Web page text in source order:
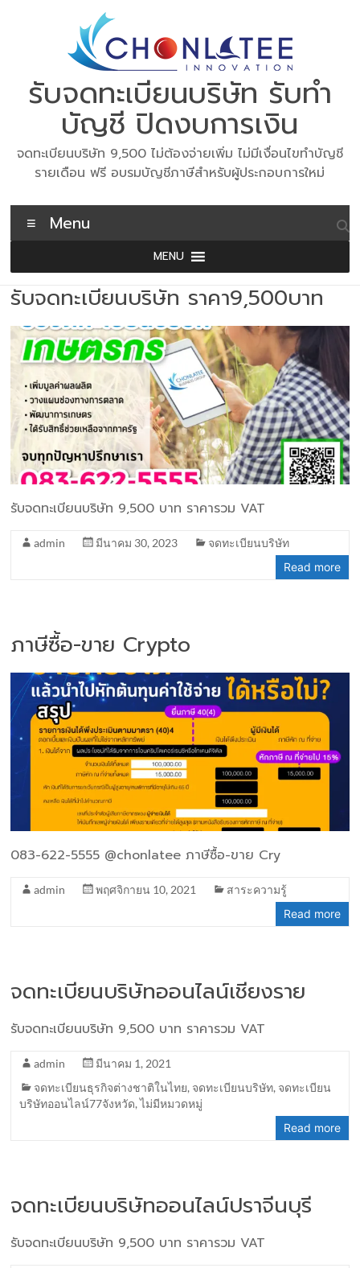
รับจดทะเบียนบริษัท รับทำ
บัญชี ปิดงบการเงิน
จดทะเบียนบริษัท 9,500 ไม่ต้องจ่ายเพิ่ม ไม่มีเงื่อนไขทำบัญชี
รายเดือน ฟรี อบรมบัญชีภาษีสำหรับผู้ประกอบการใหม่
Menu
MENU
รับจดทะเบียนบริษัท ราคา9,500บาท
รับจดทะเบียนบริษัท 9,500 บาท ราคารวม VAT
admin มีนาคม 30, 2023
จดทะเบียนบริษัท
Read more
ภาษีซื้อ-ขาย Crypto
083-622-5555 @chonlatee ภาษีซื้อ-ขาย Cry
admin พฤศจิกายน 10, 2021
สาระความรู้
Read more
จดทะเบียนบริษัทออนไลน์เชียงราย
รับจดทะเบียนบริษัท 9,500 บาท ราคารวม VAT
admin
มีนาคม 1, 2021
จดทะเบียนธุรกิจต่างชาติในไทย, จดทะเบียนบริษัท, จดทะเบียน
บริษัทออนไลน์77จังหวัด,ไม่มีหมวดหมู่
Read more
จดทะเบียนบริษัทออนไลน์ปราจีนบุรี
รับจดทะเบียนบริษัท 9,500 บาท ราคารวม VAT